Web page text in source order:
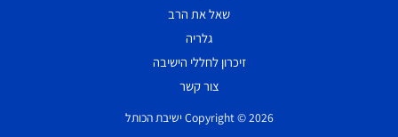
שאל את הרב
גלריה
זיכרון לחללי הישיבה
צור קשר
Copyright © 2026 ישיבת הכותל